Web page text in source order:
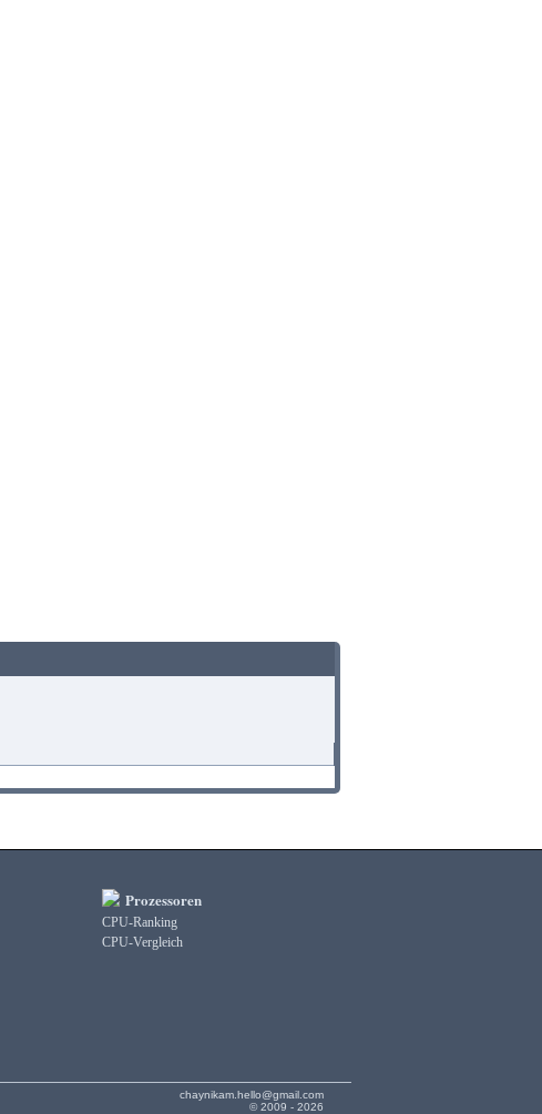
Prozessoren
CPU-Ranking
CPU-Vergleich
chaynikam.hello@gmail.com
© 2009 - 2026